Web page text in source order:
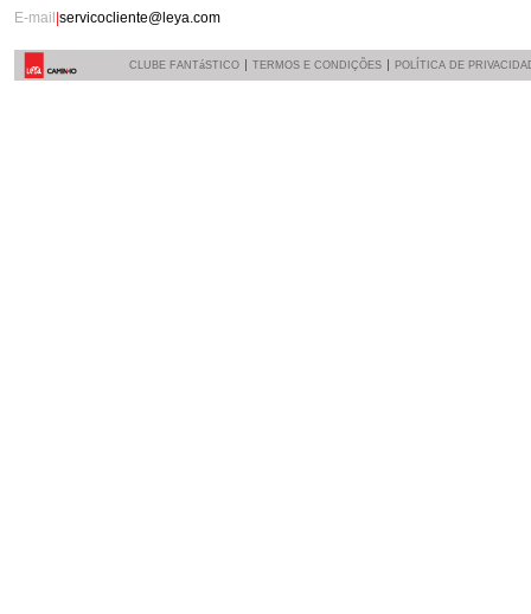
E-mail servicocliente@leya.com
CLUBE FANTáSTICO TERMOS E CONDIÇÕES POLÍTICA DE